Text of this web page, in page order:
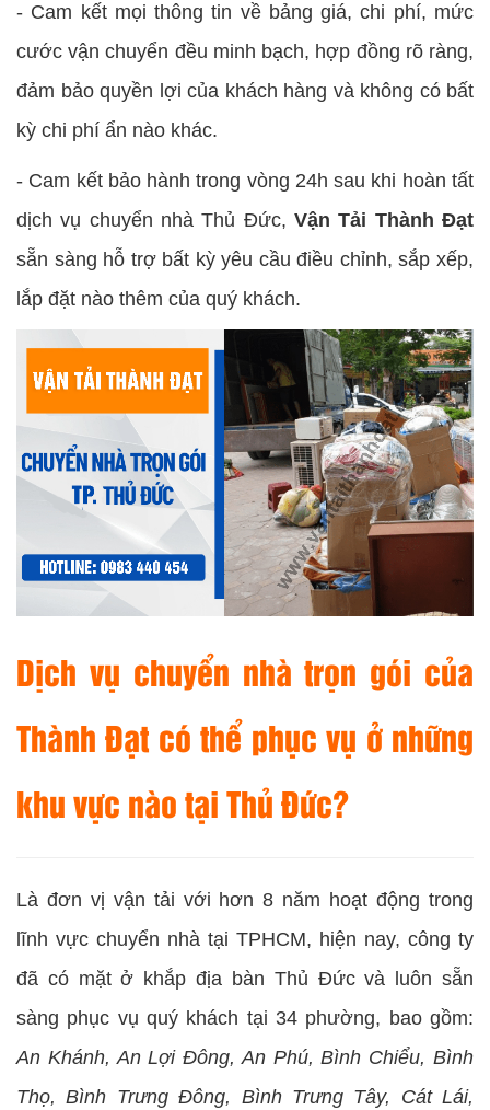
- Cam kết mọi thông tin về bảng giá, chi phí, mức
cước vận chuyển đều minh bạch, hợp đồng rõ ràng,
đảm bảo quyền lợi của khách hàng và không có bất
kỳ chi phí ẩn nào khác.
- Cam kết bảo hành trong vòng 24h sau khi hoàn tất
dịch vụ chuyển nhà Thủ Đức, Vận Tải Thành Đạt
sẵn sàng hỗ trợ bất kỳ yêu cầu điều chỉnh, sắp xếp,
lắp đặt nào thêm của quý khách.
Dịch vụ chuyển nhà trọn gói của
Thành Đạt có thể phục vụ ở những
khu vực nào tại Thủ Đức?
Là đơn vị vận tải với hơn 8 năm hoạt động trong
lĩnh vực chuyển nhà tại TPHCM, hiện nay, công ty
đã có mặt ở khắp địa bàn Thủ Đức và luôn sẵn
sàng phục vụ quý khách tại 34 phường, bao gồm:
An Khánh, An Lợi Đông, An Phú, Bình Chiểu, Bình
Thọ, Bình Trưng Đông, Bình Trưng Tây, Cát Lái,